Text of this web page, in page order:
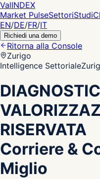
ValINDEX
Market PulseSettoriStudi
EN/DE/FR/IT
Richiedi una demo
Ritorna alla Console
Zurigo
Intelligence Settoriale
RISERVATA
Corriere &
Miglio